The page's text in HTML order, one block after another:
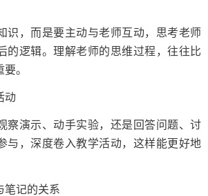
，而是要主动与老师互动，思考老师
的逻辑。理解老师的思维过程，往往比
。
动
演示、动手实验，还是回答问题、讨
与，深度卷入教学活动，这样能更好地
记的关系